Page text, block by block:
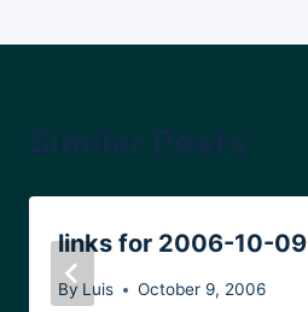
links for 2006-10-09
By Luis October 9, 2006